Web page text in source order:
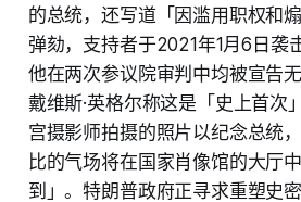
的总统，还写道「因滥用职权和
弹劾，支持者于2021年1月6日袭
他在两次参议院审判中均被宣告
戴维斯·英格尔称这是「史上首次
宫摄影师拍摄的照片以纪念总统
比的气场将在国家肖像馆的大厅
到」。特朗普政府正寻求重塑史